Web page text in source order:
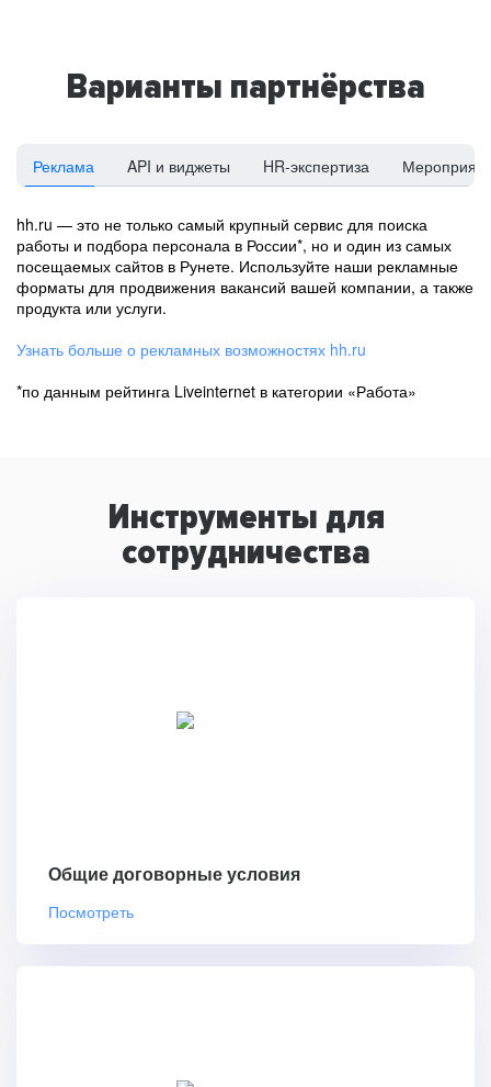
Варианты партнёрства
Реклама API и виджеты HR-экспертиза
hh.ru — это не только самый крупный сервис для поиска
работы и подбора персонала в России*, но и один из самых
посещаемых сайтов в Рунете. Используйте наши рекламные
форматы для продвижения вакансий вашей компании, а также
продукта или услуги.
Узнать больше о рекламных возможностях hh.ru
*по данным рейтинга Liveinternet в категории «Работа»
Инструменты для
сотрудничества
Общие договорные условия
Посмотреть